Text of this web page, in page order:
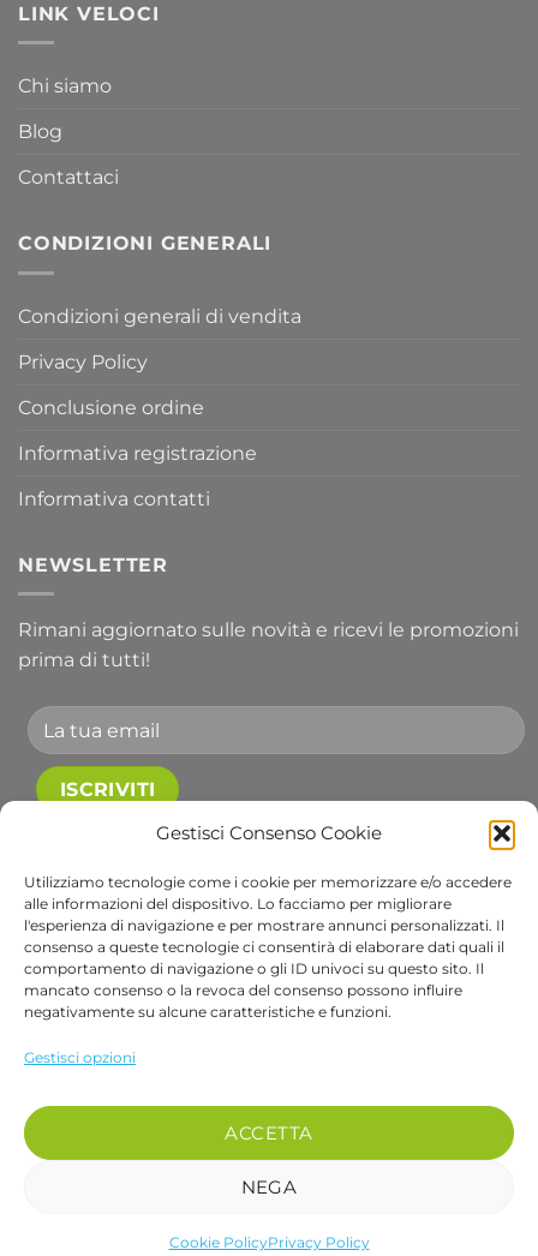
Gestisci Consenso Cookie
Utilizziamo tecnologie come i cookie per memorizzare e/o accedere
alle informazioni del dispositivo. Lo facciamo per migliorare
l'esperienza di navigazione e per mostrare annunci personalizzati. Il
consenso a queste tecnologie ci consentirà di elaborare dati quali il
comportamento di navigazione o gli ID univoci su questo sito. Il
mancato consenso o la revoca del consenso possono influire
negativamente su alcune caratteristiche e funzioni.
Gestisci opzioni
ACCETTA
NEGA
Cookie PolicyPrivacy Policy
LINK VELOCI
Chi siamo
Blog
Contattaci
CONDIZIONI GENERALI
Condizioni generali di vendita
Privacy Policy
Conclusione ordine
Informativa registrazione
Informativa contatti
NEWSLETTER
Rimani aggiornato sulle novità e ricevi le promozioni
prima di tutti!
Accetto le condizioni generali e di ricevere le
Alternative:
Visa PayPal Stripe MasterCard
Cash
On
Apple
Via B. Cellini 7, 36061, Bassano del Grappa VI
REA: VI-407698 - Cap. soc. € 10.000,00 i.v.
PEC: bscom@pec.it SDI: EUVZNZV
recedere dal contratto qui
Se desideri parlare con un nostro operatore chiama il numero 0424 017048